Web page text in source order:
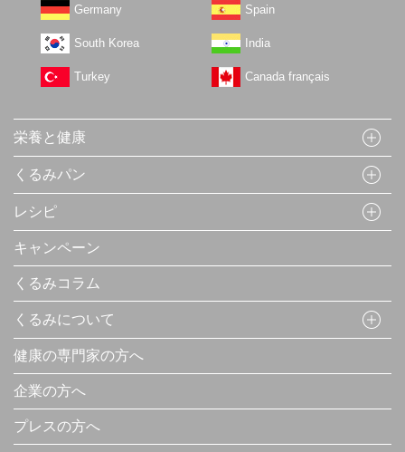
Germany Spain
South Korea India
Turkey Canada français
栄養と健康
くるみパン
レシピ
キャンペーン
くるみコラム
くるみについて
健康の専門家の方へ
企業の方へ
プレスの方へ